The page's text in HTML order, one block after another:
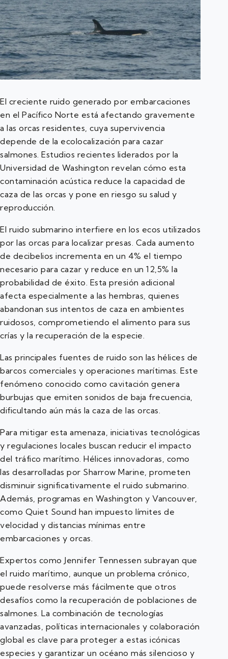
El creciente ruido generado por embarcaciones
en el Pacífico Norte está afectando gravemente
a las orcas residentes, cuya supervivencia
depende de la ecolocalización para cazar
salmones. Estudios recientes liderados por la
Universidad de Washington revelan cómo esta
contaminación acústica reduce la capacidad de
caza de las orcas y pone en riesgo su salud y
reproducción.
El ruido submarino interfiere en los ecos utilizados
por las orcas para localizar presas. Cada aumento
de decibelios incrementa en un 4% el tiempo
necesario para cazar y reduce en un 12,5% la
probabilidad de éxito. Esta presión adicional
afecta especialmente a las hembras, quienes
abandonan sus intentos de caza en ambientes
ruidosos, comprometiendo el alimento para sus
crías y la recuperación de la especie.
Las principales fuentes de ruido son las hélices de
barcos comerciales y operaciones marítimas. Este
fenómeno conocido como cavitación genera
burbujas que emiten sonidos de baja frecuencia,
dificultando aún más la caza de las orcas.
Para mitigar esta amenaza, iniciativas tecnológicas
y regulaciones locales buscan reducir el impacto
del tráfico marítimo. Hélices innovadoras, como
las desarrolladas por Sharrow Marine, prometen
disminuir significativamente el ruido submarino.
Además, programas en Washington y Vancouver,
como Quiet Sound han impuesto límites de
velocidad y distancias mínimas entre
embarcaciones y orcas.
Expertos como Jennifer Tennessen subrayan que
el ruido marítimo, aunque un problema crónico,
puede resolverse más fácilmente que otros
desafíos como la recuperación de poblaciones de
salmones. La combinación de tecnologías
avanzadas, políticas internacionales y colaboración
global es clave para proteger a estas icónicas
especies y garantizar un océano más silencioso y